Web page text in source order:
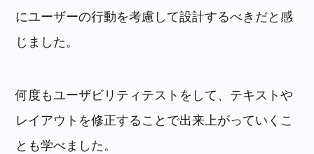
にユーザーの行動を考慮して設計するべきだと感
じました。
何度もユーザビリティテストをして、テキストや
レイアウトを修正することで出来上がっていくこ
とも学べました。